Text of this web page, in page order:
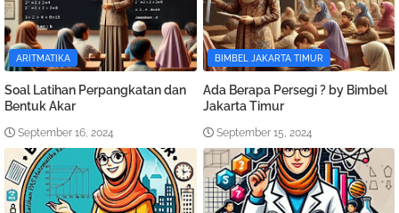
ARITMATIKA
Soal Latihan Perpangkatan dan
Bentuk Akar
September 16, 2024
BIMBEL JAKARTA TIMUR
Ada Berapa Persegi ? by Bimbel
Jakarta Timur
September 15, 2024